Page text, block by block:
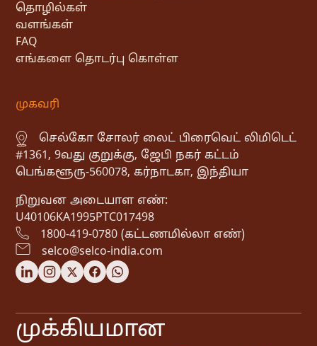
தொழில்கள்
வளங்கள்
FAQ
எங்களை தொடர்பு கொள்ள
முகவரி
செல்கோ சோலர் லைட் பிரைவெட் லிமிடெட்
#1361, 9வது குறுக்கு, ஜேபி நகர் கட்டம்
பெங்களூரு-560078, கர்நாடகா, இந்தியா
நிறுவன அடையாள எண்:
U40106KA1995PTC017498
1800-419-0780 (கட்டணமில்லா எண்)
selco@selco-india.com
முக்கியமான